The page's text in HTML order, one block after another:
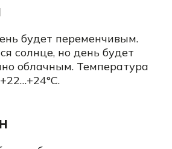
будет переменчивым.
солнце, но день будет
облачным. Температура